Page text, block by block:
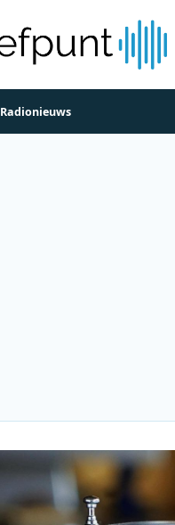
Radionieuws